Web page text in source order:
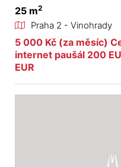
25 m2
Praha 2 - Vinohrady
5 000 Kč (za měsíc)
internet paušál 200
EUR